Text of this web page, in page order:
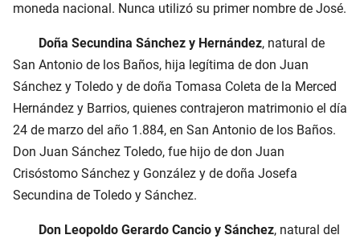
moneda nacional. Nunca utilizó su primer nombre de José.
Doña Secundina Sánchez y Hernández, natural de
San Antonio de los Baños, hija legítima de don Juan
Sánchez y Toledo y de doña Tomasa Coleta de la Merced
Hernández y Barrios, quienes contrajeron matrimonio el día
24 de marzo del año 1.884, en San Antonio de los Baños.
Don Juan Sánchez Toledo, fue hijo de don Juan
Crisóstomo Sánchez y González y de doña Josefa
Secundina de Toledo y Sánchez.
Don Leopoldo Gerardo Cancio y Sánchez, natural del